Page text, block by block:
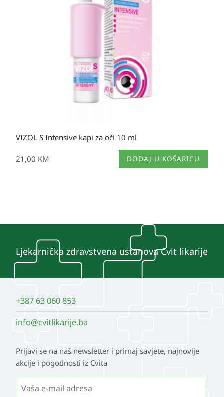
VIZOL S Intensive kapi za oči 10 ml
21,00 KM DODAJ U KOŠARICU
Ljekarnička zdravstvena ustanova Cvit likarije
+387 63 060 853
info@cvitlikarije.ba
Prijavi se na naš newsletter i primaj savjete, najnovije
akcije i pogodnosti iz Cvita